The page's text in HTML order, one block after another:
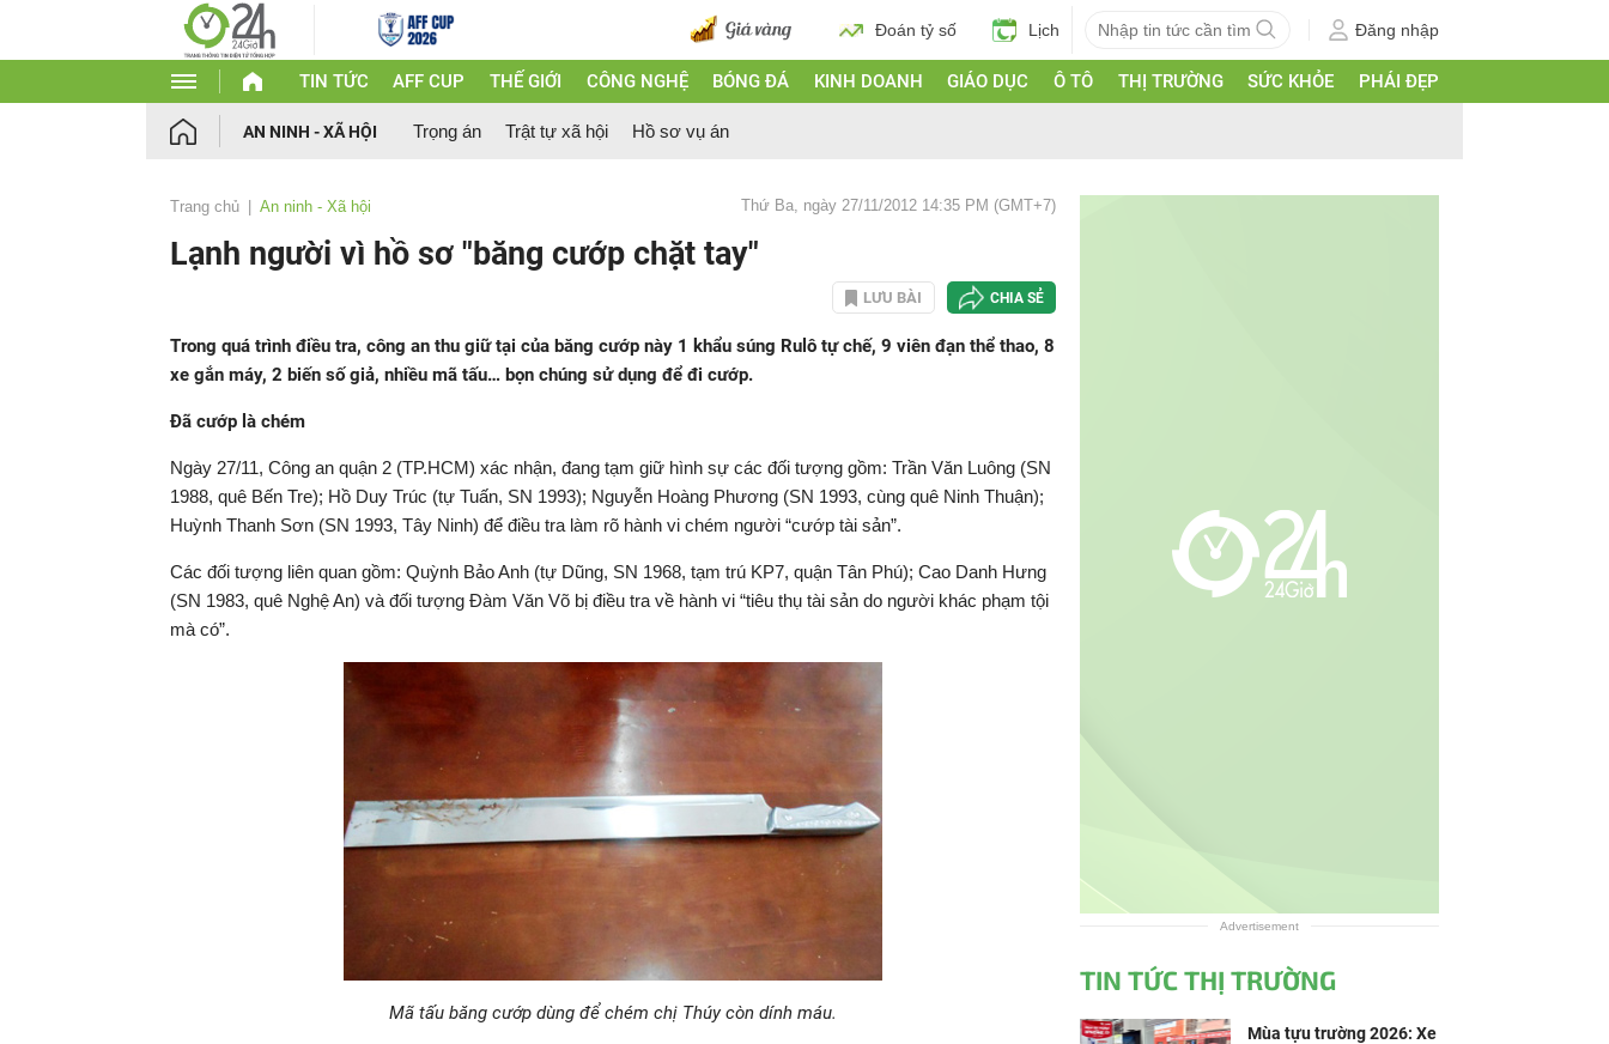
Đoán tỷ số Lịch Đăng nhập
TIN TỨC AFF CUP THẾ GIỚI CÔNG NGHỆ BÓNG ĐÁ KINH DOANH GIÁO DỤC Ô TÔ THỊ TRƯỜNG SỨC KHỎE PHÁI ĐẸP
AN NINH - XÃ HỘI Trọng án Trật tự xã hội Hồ sơ vụ án
Trang chủ An ninh - Xã hội Thứ Ba, ngày 27/11/2012 14:35 PM (GMT+7)
Lạnh người vì hồ sơ "băng cướp chặt tay"
LƯU BÀI CHIA SẺ
Trong quá trình điều tra, công an thu giữ tại của băng cướp này 1 khẩu súng Rulô tự chế, 9 viên đạn thể thao, 8
xe gắn máy, 2 biến số giả, nhiều mã tấu… bọn chúng sử dụng để đi cướp.
Đã cướp là chém
Ngày 27/11, Công an quận 2 (TP.HCM) xác nhận, đang tạm giữ hình sự các đối tượng gồm: Trần Văn Luông (SN
1988, quê Bến Tre); Hồ Duy Trúc (tự Tuấn, SN 1993); Nguyễn Hoàng Phương (SN 1993, cùng quê Ninh Thuận);
Huỳnh Thanh Sơn (SN 1993, Tây Ninh) để điều tra làm rõ hành vi chém người “cướp tài sản”.
Các đối tượng liên quan gồm: Quỳnh Bảo Anh (tự Dũng, SN 1968, tạm trú KP7, quận Tân Phú); Cao Danh Hưng
(SN 1983, quê Nghệ An) và đối tượng Đàm Văn Võ bị điều tra về hành vi “tiêu thụ tài sản do người khác phạm tội
mà có”.
Mã tấu băng cướp dùng để chém chị Thúy còn dính máu.
Advertisement
TIN TỨC THỊ TRƯỜNG
Mùa tựu trường 2026: Xe